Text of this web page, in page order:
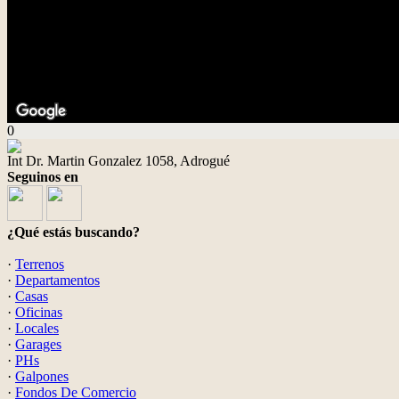
0
Int Dr. Martin Gonzalez 1058, Adrogué
Seguinos en
¿Qué estás buscando?
· Terrenos
· Departamentos
· Casas
· Oficinas
· Locales
· Garages
· PHs
· Galpones
· Fondos De Comercio